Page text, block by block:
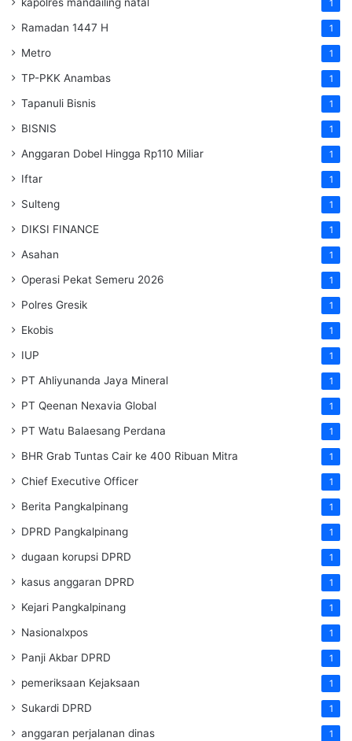
1
Ramadan 1447 H 1
Metro 1
TP-PKK Anambas 1
Tapanuli Bisnis 1
BISNIS 1
Anggaran Dobel Hingga Rp110 Miliar 1
Iftar 1
Sulteng 1
DIKSI FINANCE 1
Asahan 1
Operasi Pekat Semeru 2026 1
Polres Gresik 1
Ekobis 1
IUP 1
PT Ahliyunanda Jaya Mineral 1
PT Qeenan Nexavia Global 1
PT Watu Balaesang Perdana 1
BHR Grab Tuntas Cair ke 400 Ribuan Mitra 1
Chief Executive Officer 1
Berita Pangkalpinang 1
DPRD Pangkalpinang 1
dugaan korupsi DPRD 1
kasus anggaran DPRD 1
Kejari Pangkalpinang 1
Nasionalxpos 1
Panji Akbar DPRD 1
pemeriksaan Kejaksaan 1
Sukardi DPRD 1
anggaran perjalanan dinas 1